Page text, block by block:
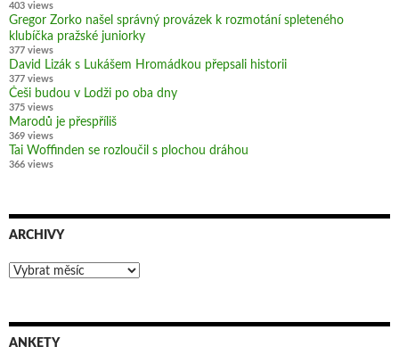
403 views
Gregor Zorko našel správný provázek k rozmotání spleteného
klubíčka pražské juniorky
377 views
David Lizák s Lukášem Hromádkou přepsali historii
377 views
Češi budou v Lodži po oba dny
375 views
Marodů je přespříliš
369 views
Tai Woffinden se rozloučil s plochou dráhou
366 views
ARCHIVY
Archivy
ANKETY